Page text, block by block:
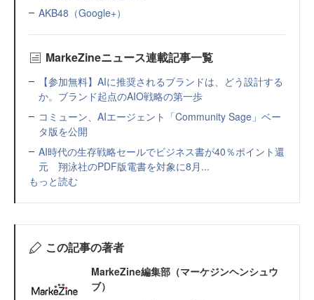
AKB48（Google+）
MarkeZineニュース連載記事一覧
【参加無料】AIに推奨されるブランドは、どう設計する
か。ブランド起点のAIO戦略の第一歩
コミューン、AIエージェント「Community Sage」ベー
タ版を公開
AI時代の生存戦略セールでビジネス書が40％ポイント還
元 翔泳社のPDF版電書を対象に8月...
もっと読む
この記事の著者
MarkeZine編集部（マーケジンヘンシュウ
ブ）